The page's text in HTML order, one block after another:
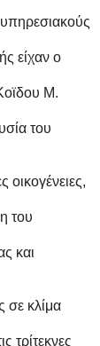
υπηρεσιακούς
ής είχαν ο
Μ.
του
οικογένειες,
η του
και
σε κλίμα
τρίτεκνες